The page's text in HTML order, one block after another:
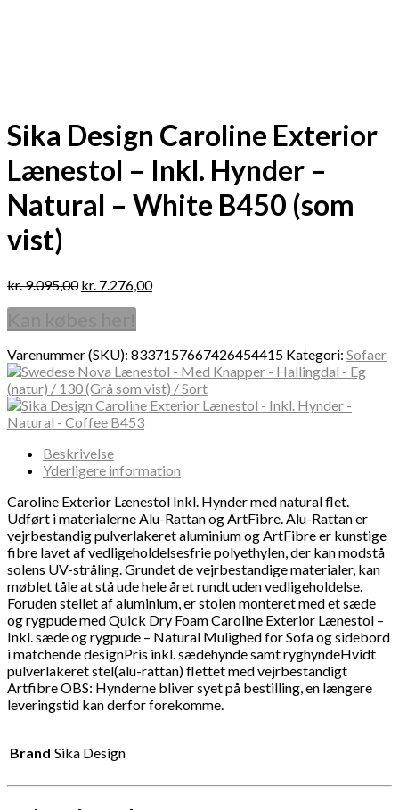
Sika Design Caroline Exterior
Lænestol – Inkl. Hynder –
Natural – White B450 (som
vist)
kr.9.095,00 kr. 7.276,00
Varenummer (SKU): 8337157667426454415 Kategori: Sofaer
Beskrivelse
Yderligere information
Caroline Exterior Lænestol Inkl. Hynder med natural flet.
Udført i materialerne Alu-Rattan og ArtFibre. Alu-Rattan er
vejrbestandig pulverlakeret aluminium og ArtFibre er kunstige
fibre lavet af vedligeholdelsesfrie polyethylen, der kan modstå
solens UV-stråling. Grundet de vejrbestandige materialer, kan
møblet tåle at stå ude hele året rundt uden vedligeholdelse.
Foruden stellet af aluminium, er stolen monteret med et sæde
og rygpude med Quick Dry Foam Caroline Exterior Lænestol –
Inkl. sæde og rygpude – Natural Mulighed for Sofa og sidebord
i matchende designPris inkl. sædehynde samt ryghyndeHvidt
pulverlakeret stel(alu-rattan) flettet med vejrbestandigt
Artfibre OBS: Hynderne bliver syet på bestilling, en længere
leveringstid kan derfor forekomme.
Brand Sika Design